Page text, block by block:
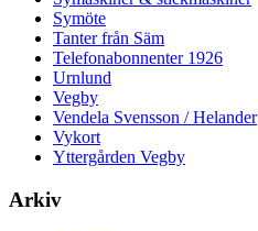
Symöte
Tanter från Säm
Telefonabonnenter 1926
Urnlund
Vegby
Vendela Svensson / Helander
Vykort
Yttergården Vegby
Arkiv